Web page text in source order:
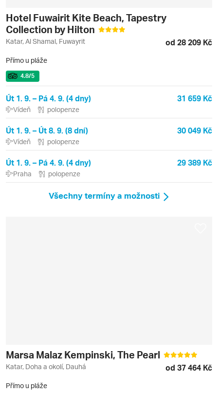
Hotel Fuwairit Kite Beach, Tapestry
Collection by Hilton
Katar, Al Shamal, Fuwayrit od 28 209 Kč
Přímo u pláže
4.8/5
Út 1. 9. – Pá 4. 9. (4 dny) 31 659 Kč
Vídeň polopenze
Út 1. 9. – Út 8. 9. (8 dní) 30 049 Kč
Vídeň polopenze
Út 1. 9. – Pá 4. 9. (4 dny) 29 389 Kč
Praha polopenze
Všechny termíny a možnosti
Marsa Malaz Kempinski, The Pearl
Katar, Doha a okolí, Dauhá od 37 464 Kč
Přímo u pláže